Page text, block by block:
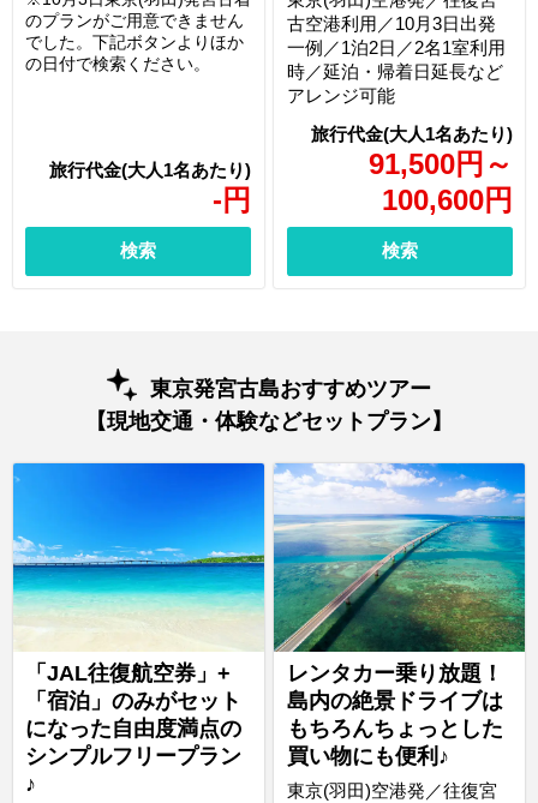
- 円
のプランがご用意できません
でした。下記ボタンよりほか
の日付で検索ください。
検索
91,500円 ～
100,600円
古空港利用／10月3日出発
一例／1泊2日／2名1室利用
時／延泊・帰着日延長など
アレンジ可能
検索
東京発宮古島おすすめツアー
【現地交通・体験などセットプラン】
「JAL往復航空券」+
「宿泊」のみがセット
になった自由度満点の
シンプルフリープラン
♪
レンタカー乗り放題！
島内の絶景ドライブは
もちろんちょっとした
買い物にも便利♪
東京(羽田)空港発／往復宮